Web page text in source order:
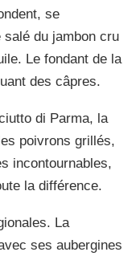
se
du jambon cru
Le fondant de la
des câpres.
di Parma, la
poivrons grillés,
incontournables,
la différence.
La
ses aubergines